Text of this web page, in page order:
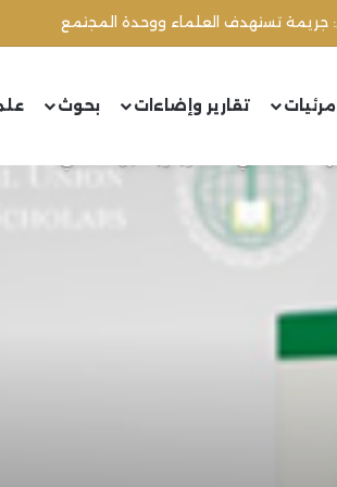
مرئيات تقارير وإضاءات بحوث